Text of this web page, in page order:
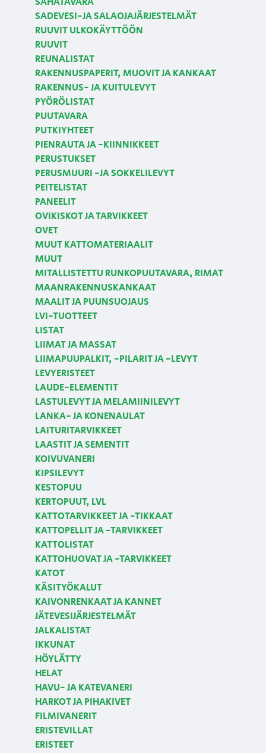
SADEVESI-JA SALAOJAJÄRJESTELMÄT
RUUVIT ULKOKÄYTTÖÖN
RUUVIT
REUNALISTAT
RAKENNUSPAPERIT, MUOVIT JA KANKAAT
RAKENNUS- JA KUITULEVYT
PYÖRÖLISTAT
PUUTAVARA
PUTKIYHTEET
PIENRAUTA JA -KIINNIKKEET
PERUSTUKSET
PERUSMUURI -JA SOKKELILEVYT
PEITELISTAT
PANEELIT
OVIKISKOT JA TARVIKKEET
OVET
MUUT KATTOMATERIAALIT
MUUT
MITALLISTETTU RUNKOPUUTAVARA, RIMAT
MAANRAKENNUSKANKAAT
MAALIT JA PUUNSUOJAUS
LVI-TUOTTEET
LISTAT
LIIMAT JA MASSAT
LIIMAPUUPALKIT, -PILARIT JA -LEVYT
LEVYERISTEET
LAUDE-ELEMENTIT
LASTULEVYT JA MELAMIINILEVYT
LANKA- JA KONENAULAT
LAITURITARVIKKEET
LAASTIT JA SEMENTIT
KOIVUVANERI
KIPSILEVYT
KESTOPUU
KERTOPUUT, LVL
KATTOTARVIKKEET JA -TIKKAAT
KATTOPELLIT JA -TARVIKKEET
KATTOLISTAT
KATTOHUOVAT JA -TARVIKKEET
KATOT
KÄSITYÖKALUT
KAIVONRENKAAT JA KANNET
JÄTEVESIJÄRJESTELMÄT
JALKALISTAT
IKKUNAT
HÖYLÄTTY
HELAT
HAVU- JA KATEVANERI
HARKOT JA PIHAKIVET
FILMIVANERIT
ERISTEVILLAT
ERISTEET